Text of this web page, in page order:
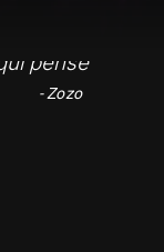
pense"
- Zozo